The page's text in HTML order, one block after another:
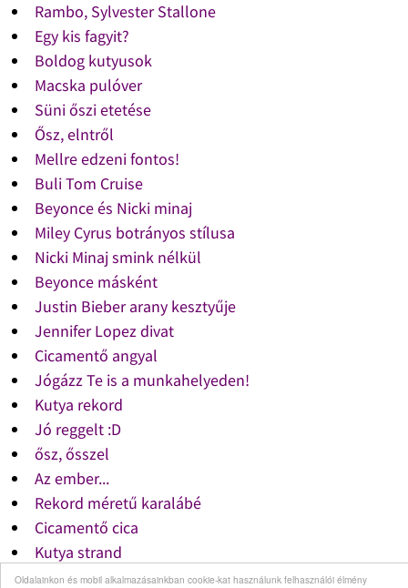
Oldalainkon és mobil alkalmazásainkban cookie-kat használunk felhasználói élmény
Rambo, Sylvester Stallone
Egy kis fagyit?
Boldog kutyusok
Macska pulóver
Süni őszi etetése
Ősz, elntről
Mellre edzeni fontos!
Buli Tom Cruise
Beyonce és Nicki minaj
Miley Cyrus botrányos stílusa
Nicki Minaj smink nélkül
Beyonce másként
Justin Bieber arany kesztyűje
Jennifer Lopez divat
Cicamentő angyal
Jógázz Te is a munkahelyeden!
Kutya rekord
Jó reggelt :D
ősz, ősszel
Az ember...
Rekord méretű karalábé
Cicamentő cica
Kutya strand
Cuki kutyus